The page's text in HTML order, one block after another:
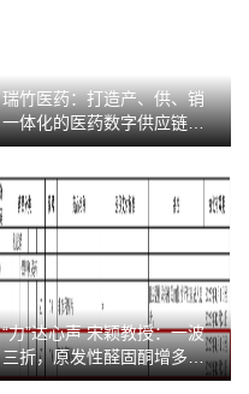
瑞竹医药：打造产、供、销
一体化的医药数字供应链平
台
“力”达心声 宋颖教授：一波
三折，原发性醛固酮增多症
患者的难言之“痛”